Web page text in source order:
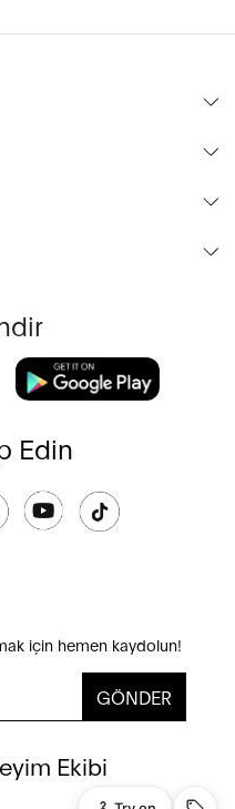
Edin
için hemen kaydolun!
GÖNDER
Ekibi